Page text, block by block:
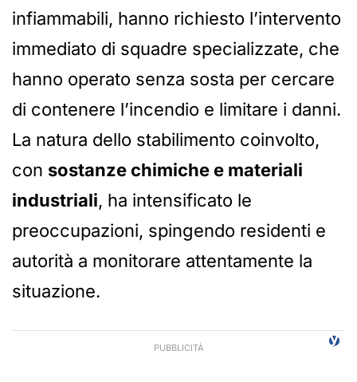
infiammabili, hanno richiesto l’intervento
immediato di squadre specializzate, che
hanno operato senza sosta per cercare
di contenere l’incendio e limitare i danni.
La natura dello stabilimento coinvolto,
con sostanze chimiche e materiali
industriali, ha intensificato le
preoccupazioni, spingendo residenti e
autorità a monitorare attentamente la
situazione.